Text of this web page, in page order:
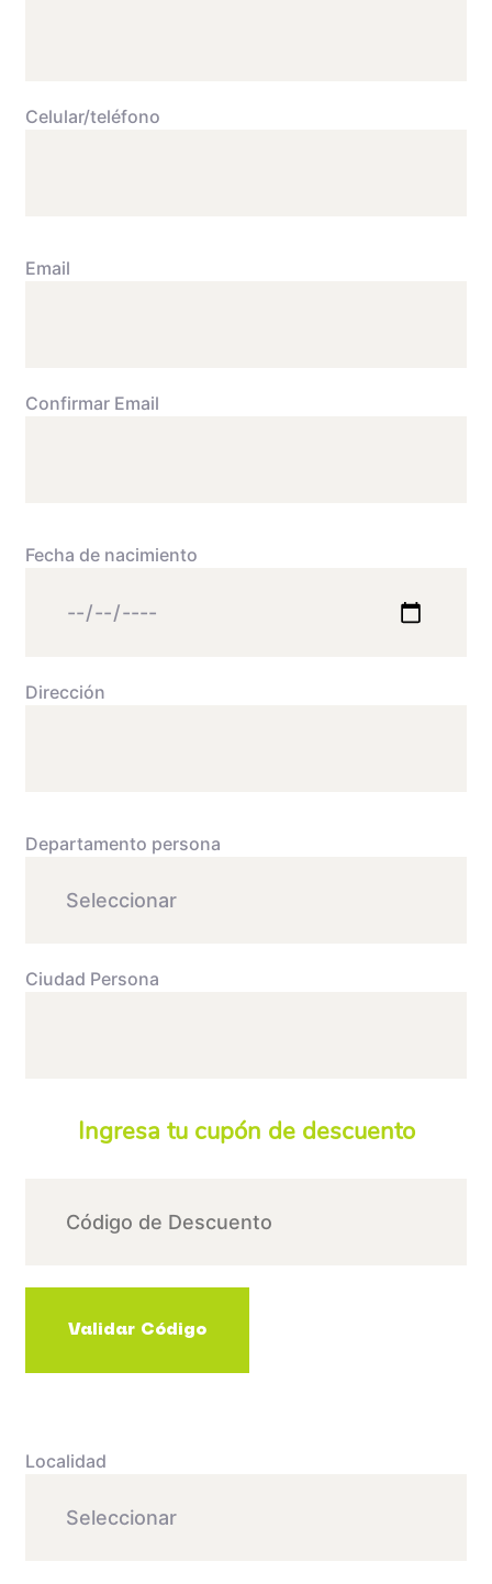
Celular/teléfono
Email
Confirmar Email
Fecha de nacimiento
Dirección
Departamento persona
Ciudad Persona
Ingresa tu cupón de descuento
Localidad